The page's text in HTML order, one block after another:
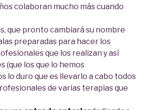
colaboran mucho más cuando
que pronto cambiará su nombre
preparadas para hacer los
que los realizan y así
(que los que lo hemos
lo duro que es llevarlo a cabo todos
de varias terapias que